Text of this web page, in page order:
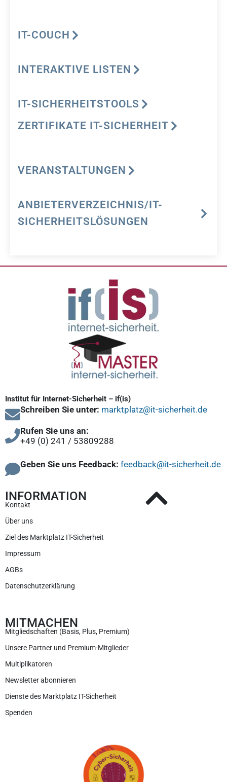
IT-COUCH
INTERAKTIVE LISTEN
IT-SICHERHEITSTOOLS
ZERTIFIKATE IT-SICHERHEIT
VERANSTALTUNGEN
ANBIETERVERZEICHNIS/IT-
SICHERHEITSLÖSUNGEN
Institut für Internet-Sicherheit – if(is)
Schreiben Sie unter: marktplatz@it-sicherheit.de
Rufen Sie uns an:
+49 (0) 241 / 53809288
Geben Sie uns Feedback: feedback@it-sicherheit.de
INFORMATION
Kontakt
Über uns
Ziel des Marktplatz IT-Sicherheit
Impressum
AGBs
Datenschutzerklärung
MITMACHEN
Mitgliedschaften (Basis, Plus, Premium)
Unsere Partner und Premium-Mitglieder
Multiplikatoren
Newsletter abonnieren
Dienste des Marktplatz IT-Sicherheit
Spenden